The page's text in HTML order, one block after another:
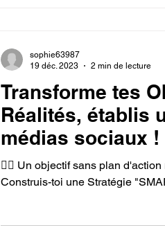
Transforme tes
Réalités, établis
médias sociaux !
😵‍💫 Un objectif sans plan
Construis-toi une Stratégie
sophie63987
19 déc. 2023
2 min de lecture